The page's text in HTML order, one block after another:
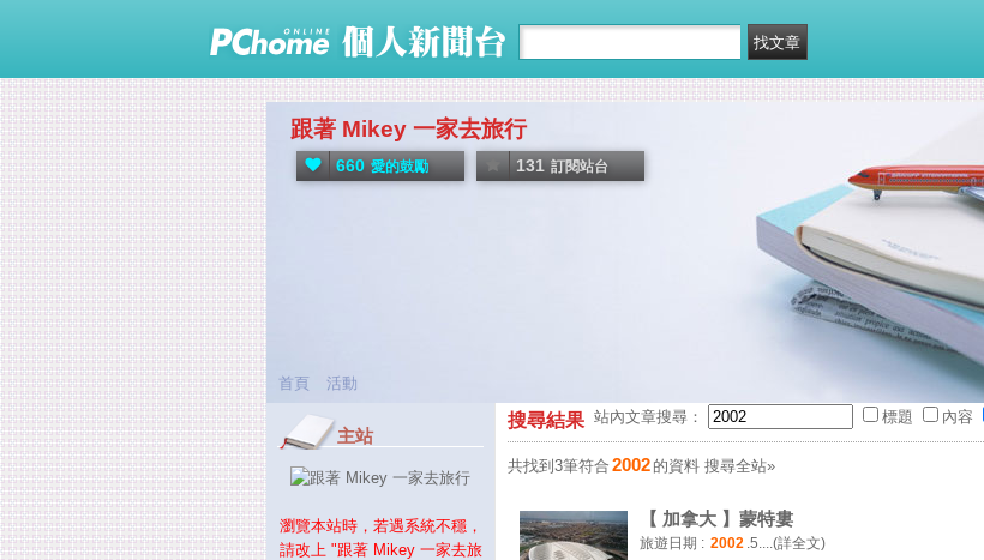
跟著 Mikey 一家去旅行
660 愛的鼓勵 131 訂閱站台
首頁 活動
搜尋結果 站內文章搜尋： 標題 內容
共找到3筆符合 2002 的資料 搜尋全站»
【 加拿大 】蒙特婁
旅遊日期 : 2002 .5....(詳全文)
主站
瀏覽本站時，若遇系統不穩，
請改上 "跟著 Mikey 一家去旅